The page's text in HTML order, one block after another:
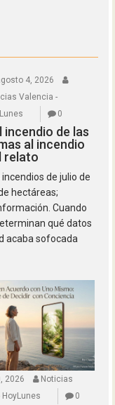
4, 2026
Valencia -
0
incendio de las
al incendio
relato
incendios de julio de
hectáreas;
Cuando
qué datos
acaba sofocada
2026
Noticias
0